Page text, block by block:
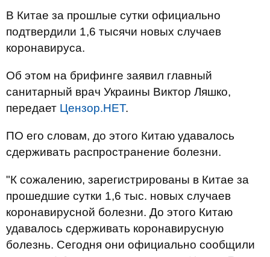
В Китае за прошлые сутки официально
подтвердили 1,6 тысячи новых случаев
коронавируса.
Об этом на брифинге заявил главный
санитарный врач Украины Виктор Ляшко,
передает Цензор.НЕТ.
ПО его словам, до этого Китаю удавалось
сдерживать распространение болезни.
"К сожалению, зарегистрированы в Китае за
прошедшие сутки 1,6 тыс. новых случаев
коронавирусной болезни. До этого Китаю
удавалось сдерживать коронавирусную
болезнь. Сегодня они официально сообщили